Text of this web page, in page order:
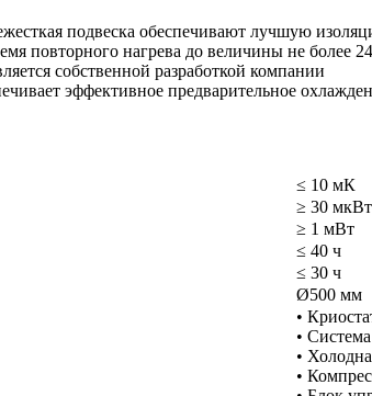
подвеска обеспечивают лучшую
повторного нагрева до величины не более
собственной разработкой компании
эффективное предварительное
≤ 10 мК
≥ 30 мкВт
≥ 1 мВт
≤ 40 ч
≤ 30 ч
Ø500 мм
•
•
•
•